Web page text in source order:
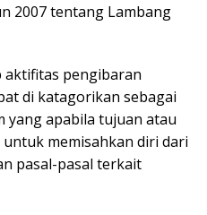
2007 tentang Lambang
aktifitas pengibaran
di katagorikan sebagai
yang apabila tujuan atau
memisahkan diri dari
pasal-pasal terkait